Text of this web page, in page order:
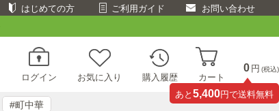
はじめての方 ご利用ガイド お問い合わせ
ログイン お気に入り 購入履歴 カート
0 円 (税込)
あと 5,400円で送料無料
#町中華